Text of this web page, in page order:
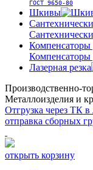
ГОСТ 9650-80
Шкивы
Компенсаторы
Компенсаторы
Лазерная резка
Производственно-
Металлоизделия и
Отгрузка через ТК
отправка сборных
открыть корзину